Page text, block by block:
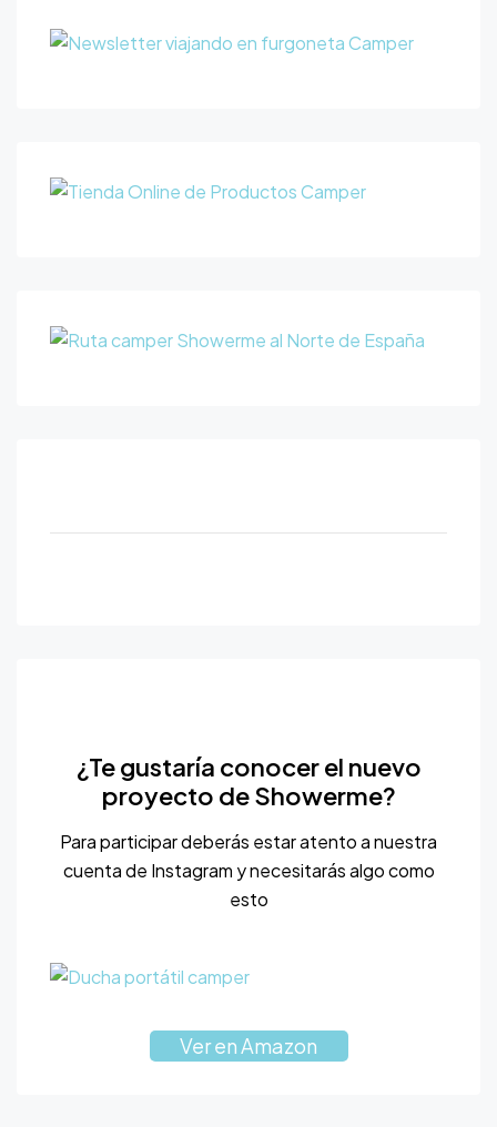
¿Te gustaría conocer el nuevo
proyecto de Showerme?
Para participar deberás estar atento a nuestra
cuenta de Instagram y necesitarás algo como
esto
Ver en Amazon